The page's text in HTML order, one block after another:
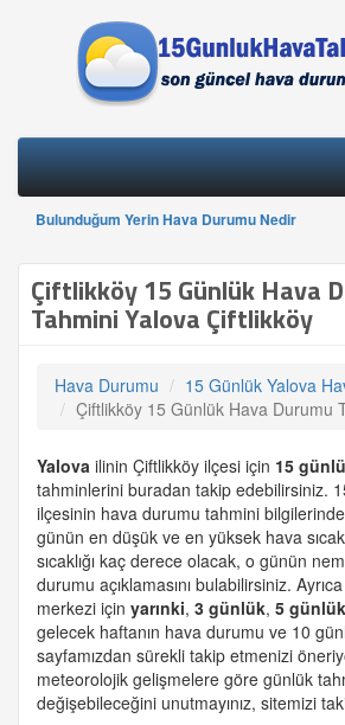
Bulunduğum Yerin Hava Durumu Nedir
Çiftlikköy 15 Günlük Hava
Tahmini Yalova Çiftlikköy
Hava Durumu
15 Günlük Yalova
Çiftlikköy 15 Günlük Hava Durumu
Yalova ilinin Çiftlikköy ilçesi için 15
tahminlerini buradan takip edebilirsiniz.
ilçesinin hava durumu tahmini
günün en düşük ve en yüksek hava
sıcaklığı kaç derece olacak, o günün
durumu açıklamasını bulabilirsiniz.
merkezi için yarınki, 3 günlük, 5 günlük
gelecek haftanın hava durumu ve 10
sayfamızdan sürekli takip etmenizi
meteorolojik gelişmelere göre günlük
değişebileceğini unutmayınız, sitemizi